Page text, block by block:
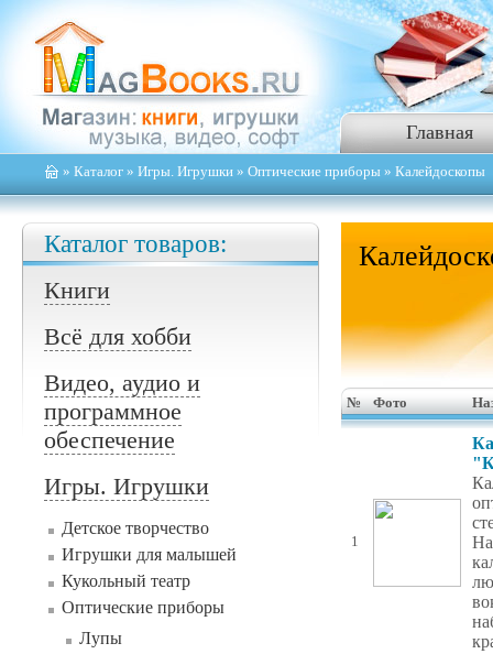
Главная
» Каталог » Игры. Игрушки » Оптические приборы » Калейдоскопы
Каталог товаров:
Книги
Всё для хобби
Видео, аудио и
программное
обеспечение
Игры. Игрушки
Детское творчество
Игрушки для малышей
Кукольный театр
Оптические приборы
Лупы
№ Фото
1